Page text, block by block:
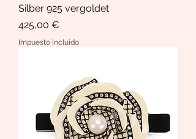
Silber 925 vergoldet
Precio
425,00 €
Impuesto incluido